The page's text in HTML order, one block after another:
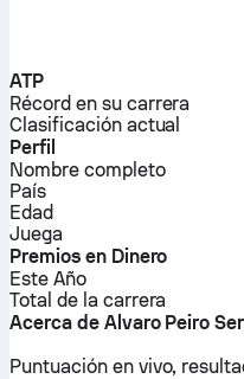
ATP
Récord en su carrera
Clasificación actual
Perfil
Nombre completo
País
Edad
Juega
Premios en Dinero
Este Año
Total de la carrera
Acerca de Alvaro Peiro
Puntuación en vivo,